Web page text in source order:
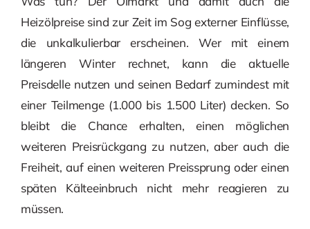
Heizölpreise sind zur Zeit im Sog externer Einflüsse,
die unkalkulierbar erscheinen. Wer mit einem
längeren Winter rechnet, kann die aktuelle
Preisdelle nutzen und seinen Bedarf zumindest mit
einer Teilmenge (1.000 bis 1.500 Liter) decken. So
bleibt die Chance erhalten, einen möglichen
weiteren Preisrückgang zu nutzen, aber auch die
Freiheit, auf einen weiteren Preissprung oder einen
späten Kälteeinbruch nicht mehr reagieren zu
müssen.